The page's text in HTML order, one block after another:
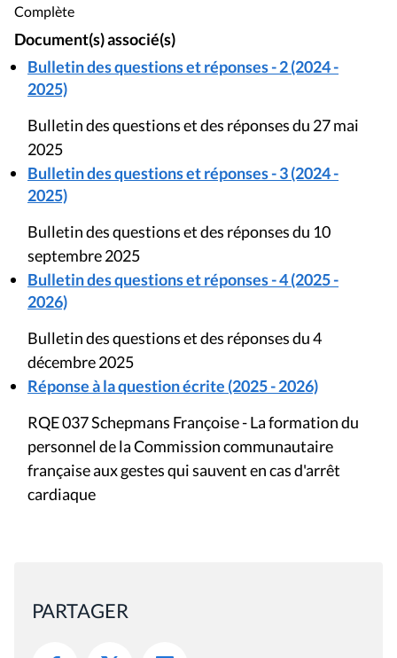
Complète
Document(s) associé(s)
Bulletin des questions et réponses - 2 (2024 -
2025)
Bulletin des questions et des réponses du 27 mai
2025
Bulletin des questions et réponses - 3 (2024 -
2025)
Bulletin des questions et des réponses du 10
septembre 2025
Bulletin des questions et réponses - 4 (2025 -
2026)
Bulletin des questions et des réponses du 4
décembre 2025
Réponse à la question écrite (2025 - 2026)
RQE 037 Schepmans Françoise - La formation du
personnel de la Commission communautaire
française aux gestes qui sauvent en cas d'arrêt
cardiaque
PARTAGER